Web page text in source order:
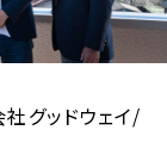
グッドウェイ/